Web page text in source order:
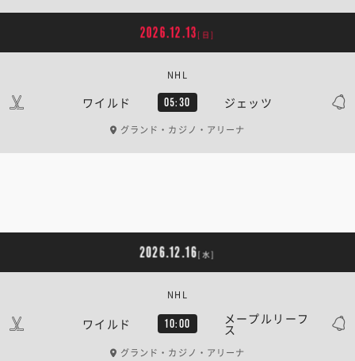
2026.12.13 [日]
ワイルド 05:30 ジェッツ
NHL
グランド・カジノ・アリーナ
2026.12.16[水]
ワイルド 10:00 メープルリーフ
ス
NHL
グランド・カジノ・アリーナ